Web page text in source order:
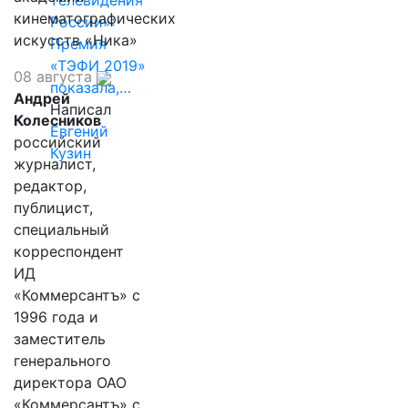
России»:
Премия
«ТЭФИ 2019»
показала,…
Написал
Евгений
Кузин
кинематографических
искусств «Ника»
08 августа
Андрей
Колесников
российский
журналист,
редактор,
публицист,
специальный
корреспондент
ИД
«Коммерсантъ» с
1996 года и
заместитель
генерального
директора ОАО
«Коммерсантъ» с